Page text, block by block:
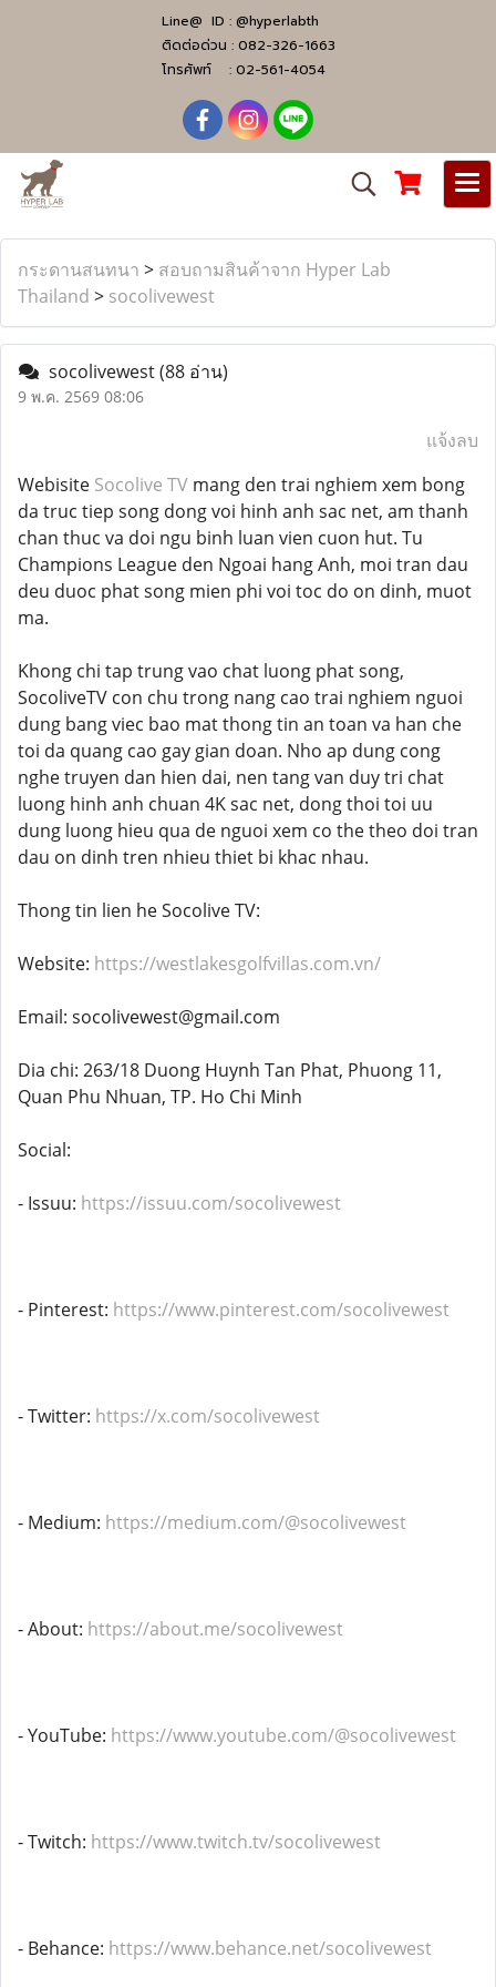
Line@ ID : @hyperlabth
ติดต่อด่วน : 082-326-1663
โทรศัพท์ : 02-561-4054
กระดานสนทนา > สอบถามสินค้าจาก Hyper Lab
Thailand > socolivewest
socolivewest(88 อ่าน)
9 พ.ค. 2569 08:06
แจ้งลบ
Webisite Socolive TV mang den trai nghiem xem bong
da truc tiep song dong voi hinh anh sac net, am thanh
chan thuc va doi ngu binh luan vien cuon hut. Tu
Champions League den Ngoai hang Anh, moi tran dau
deu duoc phat song mien phi voi toc do on dinh, muot
ma.
Khong chi tap trung vao chat luong phat song,
SocoliveTV con chu trong nang cao trai nghiem nguoi
dung bang viec bao mat thong tin an toan va han che
toi da quang cao gay gian doan. Nho ap dung cong
nghe truyen dan hien dai, nen tang van duy tri chat
luong hinh anh chuan 4K sac net, dong thoi toi uu
dung luong hieu qua de nguoi xem co the theo doi tran
dau on dinh tren nhieu thiet bi khac nhau.
Thong tin lien he Socolive TV:
Website: https://westlakesgolfvillas.com.vn/
Email: socolivewest@gmail.com
Dia chi: 263/18 Duong Huynh Tan Phat, Phuong 11,
Quan Phu Nhuan, TP. Ho Chi Minh
Social:
- Issuu: https://issuu.com/socolivewest
- Pinterest: https://www.pinterest.com/socolivewest
- Twitter: https://x.com/socolivewest
- Medium: https://medium.com/@socolivewest
- About: https://about.me/socolivewest
- YouTube: https://www.youtube.com/@socolivewest
- Twitch: https://www.twitch.tv/socolivewest
- Behance: https://www.behance.net/socolivewest